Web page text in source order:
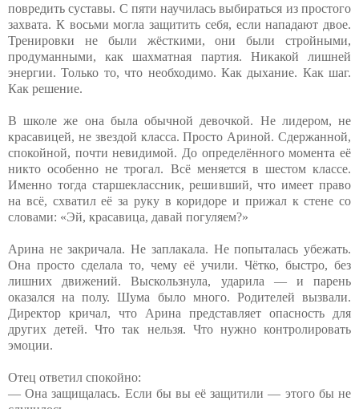
повредить суставы. С пяти научилась выбираться из простого
захвата. К восьми могла защитить себя, если нападают двое.
Тренировки не были жёсткими, они были стройными,
продуманными, как шахматная партия. Никакой лишней
энергии. Только то, что необходимо. Как дыхание. Как шаг.
Как решение.
В школе же она была обычной девочкой. Не лидером, не
красавицей, не звездой класса. Просто Ариной. Сдержанной,
спокойной, почти невидимой. До определённого момента её
никто особенно не трогал. Всё меняется в шестом классе.
Именно тогда старшеклассник, решивший, что имеет право
на всё, схватил её за руку в коридоре и прижал к стене со
словами: «Эй, красавица, давай погуляем?»
Арина не закричала. Не заплакала. Не попыталась убежать.
Она просто сделала то, чему её учили. Чётко, быстро, без
лишних движений. Выскользнула, ударила — и парень
оказался на полу. Шума было много. Родителей вызвали.
Директор кричал, что Арина представляет опасность для
других детей. Что так нельзя. Что нужно контролировать
эмоции.
Отец ответил спокойно:
— Она защищалась. Если бы вы её защитили — этого бы не